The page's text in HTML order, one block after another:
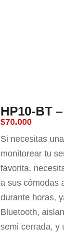
HP10-BT
$70.000
Si necesitas
monitorear tu
favorita,
a sus cómodas
durante horas,
Bluetooth,
semi cerrada, y